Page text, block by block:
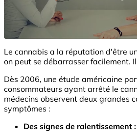
Le cannabis a la réputation d'être
on peut se débarrasser facilement.
Dès 2006, une étude américaine
consommateurs ayant arrêté le
médecins observent deux grandes
symptômes :
Des signes de ralentissement :